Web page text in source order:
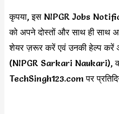
कृपया, इस NIPGR Jobs
को अपने दोस्तों और साथ ही साथ
शेयर ज़रूर करें एवं उनकी हेल्प करें
(NIPGR Sarkari Naukari),
TechSingh123.com पर